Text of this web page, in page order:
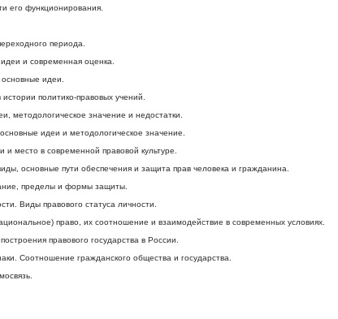
его функционирования.
периода.
и современная оценка.
идеи.
политико-правовых учений.
методологическое значение и недостатки.
идеи и методологическое значение.
место в современной правовой культуре.
основные пути обеспечения и защита прав человека и гражданина.
пределы и формы защиты.
Виды правового статуса личности.
право, их соотношение и взаимодействие в современных условиях.
правового государства в России.
Соотношение гражданского общества и государства.